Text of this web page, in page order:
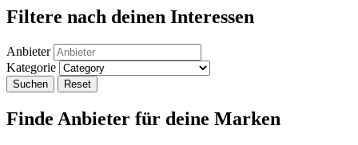
Filtere nach deinen Interessen
Anbieter
Kategorie
Suchen Reset
Finde Anbieter für deine Marken